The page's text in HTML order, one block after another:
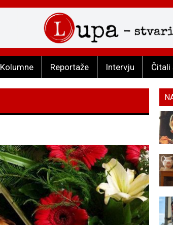
Kolumne Reportaže Intervju Čitali